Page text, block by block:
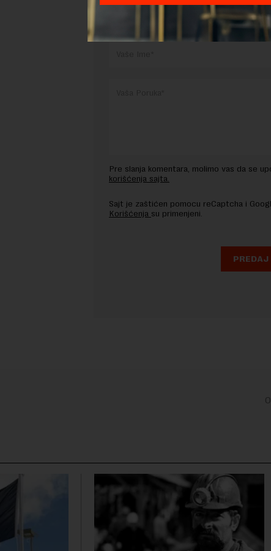
Pre slanja komentara, molimo vas da se
korišćenja sajta.
Sajt je zaštićen pomocu reCaptcha i
Korišćenja su primenjeni.